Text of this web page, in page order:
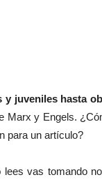
juveniles hasta
Marx y Engels.
para un artículo?
vas tomando